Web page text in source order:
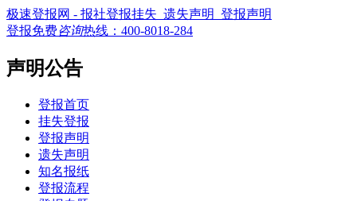
极速登报网 - 报社登报挂失_遗失声明_登报声明
登报免费咨询热线： 400-8018-284
声明公告
登报首页
挂失登报
登报声明
遗失声明
知名报纸
登报流程